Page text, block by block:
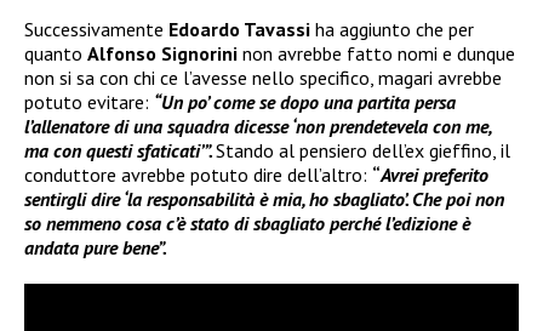
Successivamente Edoardo Tavassi ha aggiunto che per
quanto Alfonso Signorini non avrebbe fatto nomi e dunque
non si sa con chi ce l’avesse nello specifico, magari avrebbe
potuto evitare: “Un po’ come se dopo una partita persa
l’allenatore di una squadra dicesse ‘non prendetevela con me,
ma con questi sfaticati’”.Stando al pensiero dell’ex gieffino, il
conduttore avrebbe potuto dire dell’altro: “Avrei preferito
sentirgli dire ‘la responsabilità è mia, ho sbagliato’. Che poi non
so nemmeno cosa c’è stato di sbagliato perché l’edizione è
andata pure bene”.